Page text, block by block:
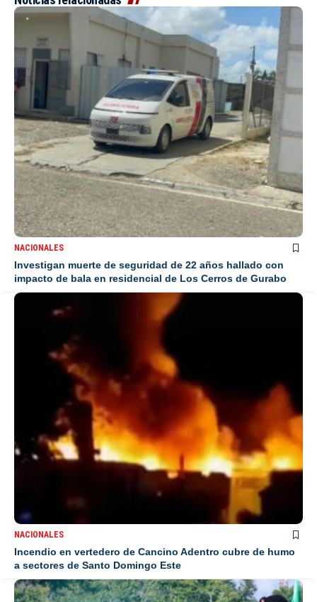
NACIONALES
Investigan muerte de seguridad de 22 años hallado con
impacto de bala en residencial de Los Cerros de Gurabo
NACIONALES
Incendio en vertedero de Cancino Adentro cubre de humo
a sectores de Santo Domingo Este